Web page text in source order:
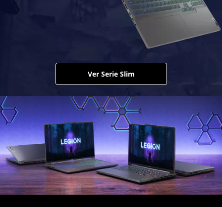
Ver Serie Slim